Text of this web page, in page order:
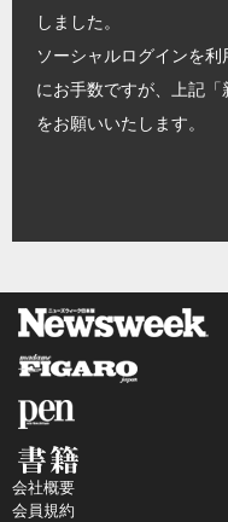
しました。
ソーシャルログインを
にお手数ですが、上記
をお願いいたします。
会社概要
会員規約